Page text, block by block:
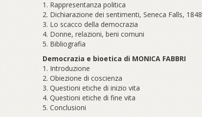
1. Rappresentanza politica
2. Dichiarazione dei sentimenti, Seneca Falls, 1848
3. Lo scacco della democrazia
4. Donne, relazioni, beni comuni
5. Bibliografia
Democrazia e bioetica di MONICA FABBRI
1. Introduzione
2. Obiezione di coscienza
3. Questioni etiche di inizio vita
4. Questioni etiche di fine vita
5. Conclusioni